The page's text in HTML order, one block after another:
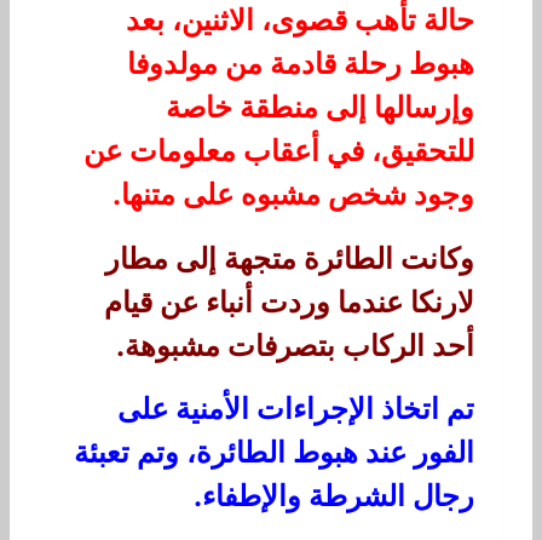
حالة تأهب قصوى، الاثنين، بعد
هبوط رحلة قادمة من مولدوفا
وإرسالها إلى منطقة خاصة
للتحقيق، في أعقاب معلومات عن
وجود شخص مشبوه على متنها.
وكانت الطائرة متجهة إلى مطار
لارنكا عندما وردت أنباء عن قيام
أحد الركاب بتصرفات مشبوهة.
تم اتخاذ الإجراءات الأمنية على
الفور عند هبوط الطائرة، وتم تعبئة
رجال الشرطة والإطفاء.